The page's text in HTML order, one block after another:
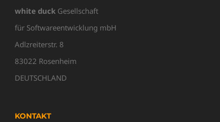
white duck Gesellschaft
für Softwareentwicklung mbH
Adlzreiterstr. 8
83022 Rosenheim
DEUTSCHLAND
KONTAKT